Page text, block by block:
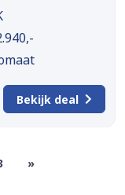
Bekijk deal
»